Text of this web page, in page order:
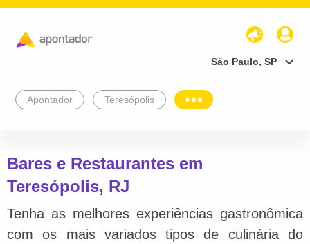
São Paulo, SP
Apontador Teresópolis
Bares e Restaurantes em
Teresópolis, RJ
Tenha as melhores experiências gastronômica
com os mais variados tipos de culinária do